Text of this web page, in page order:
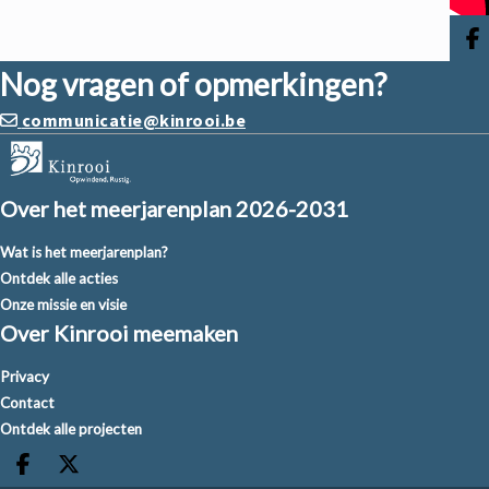
Nog vragen of opmerkingen?
communicatie@kinrooi.be
Over het meerjarenplan 2026-2031
Wat is het meerjarenplan?
Ontdek alle acties
Onze missie en visie
Over Kinrooi meemaken
Privacy
Contact
Ontdek alle projecten
Deel op facebook
Deel op X